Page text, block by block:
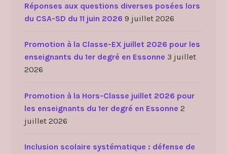
Réponses aux questions diverses posées lors
du CSA-SD du 11 juin 2026 9 juillet 2026
Promotion à la Classe-EX juillet 2026 pour les
enseignants du 1er degré en Essonne 3 juillet
2026
Promotion à la Hors-Classe juillet 2026 pour
les enseignants du 1er degré en Essonne 2
juillet 2026
Inclusion scolaire systématique : défense de